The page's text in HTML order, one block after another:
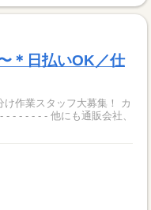
＊日払いOK／仕